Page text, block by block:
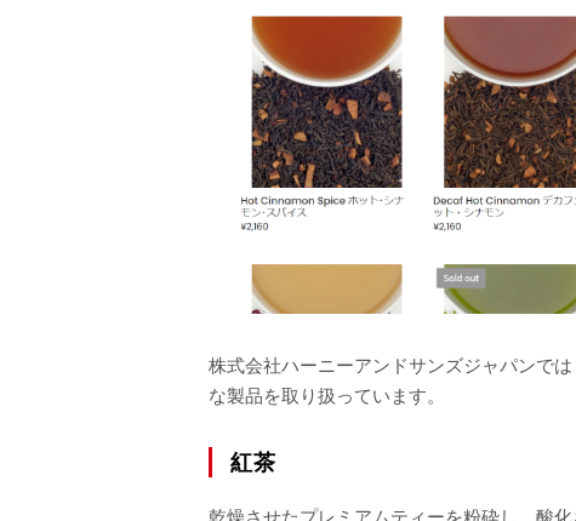
株式会社ハーニーアンドサンズジャパンで
な製品を取り扱っています。
紅茶